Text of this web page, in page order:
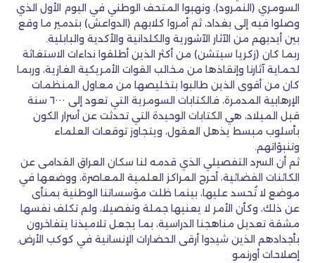
السومري (النمرود)، ونهبوا المتحف الوطني في اليوم الأول الذي
وصلوا فيه إلى بغداد، ثم أمروا كلابهم (الدواعش) بتدمير ما وقع
بين أيديهم من الآثار الآشورية والكلدانية والأكدية والبابلية.
ربما كان (زكريا سيتشن) من أكثر الذين أطلقوا نداءات الاستغاثة
لحماية آثارنا وإنقاذها من مخالب القوات الأمريكية الغازية، وربما
كان من أقوى الذين طالبوا بتخليصها من معاول المنظمات
الإرهابية المدمرة، فالكتابات السومرية التي تعود إلى ٦٠٠٠ سنة
قبل الميلاد، هي الكتابات الوحيدة التي تحدثت عن أسرار الكون
بأسلوب مبسط يذهل العقول، ويتجاوز توقعات العلماء
وتنبؤاتهم.
ثم أن السرد التفصيلي الذي قدمه لنا سكان العراق القدامى عن
الكائنات الفضائية، أحرج المراكز العلمية المعاصرة، ووضعها في
موضع لا تُحسد عليها، بينما ظلت مؤسساتنا الوطنية بمنأى
عن ذلك، وكأن الأمر لا يعنيها جملة وتفصيلا، ولم تكلف نفسها
مشقة تعديل مناهجنا الدراسية، بما يجعل تلاميذنا يتفاخرون
بأجدادهم الذين شيدوا أرقى الحضارات الإنسانية في كوكب الأرض.
إصلاحات أورنمو